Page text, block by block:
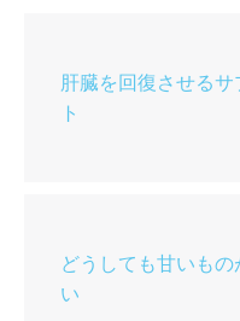
肝臓を回復させるサ
ト
どうしても甘いもの
い